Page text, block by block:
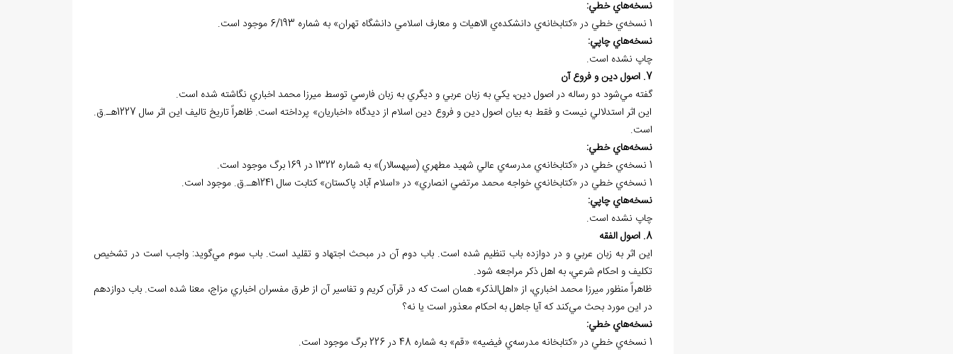
نسخههاي خطي:
1 نسخه‌ي خطي در «کتابخانه‌ي دانشكده
ي الاهيات و معارف اسلامي دانشگاه تهران» به شماره 6/193 موجود است.
نسخههاي چاپي:
چاپ نشده است.
7. اصول دين و فروع آن
گفته مي‌شود دو رساله در اصول دين، يکي به زبان عربي و ديگري به زبان فارسي توسط ميرزا محمد اخباري نگاشته شده است.
اين اثر استدلالي نيست و فقط به بيان اصول دين و فروع دين اسلام از ديدگاه «اخباريان» پرداخته است. ظاهراً تاريخ تاليف اين اثر سال 1227هـ.ق.
است.
نسخههاي خطي:
1 نسخه‌ي خطي در «کتابخانه‌ي مدرسه‌ي عالي شهيد مطهري (سپهسالار)» به شماره 1322 در 169 برگ موجود است.
1 نسخه‌ي خطي در «کتابخانه‌ي خواجه محمد مرتضي انصاري» در «اسلام آباد پاکستان» کتابت سال 1241هـ.ق. موجود است.
نسخههاي چاپي:
چاپ نشده است.
8. اصول الفقه
اين اثر به زبان عربي و در دوازده باب تنظيم شده است. باب دوم آن در مبحث اجتهاد و تقليد است. باب سوم مي‌گويد: واجب است در تشخيص
تکليف و احکام شرعي، به اهل ذکر مراجعه شود.
ظاهراً منظور ميرزا محمد اخباري، از «اهل‌الذکر» همان است که در قرآن کريم و تفاسير آن از طرق مفسران اخباري مزاج، معنا شده است. باب دوازدهم
در اين مورد بحث مي‌کند که آيا جاهل به احکام معذور است يا نه؟
نسخههاي خطي:
1 نسخه‌ي خطي در «کتابخانه مدرسه‌ي فيضيه» «قم» به شماره 48 در 226 برگ موجود است.